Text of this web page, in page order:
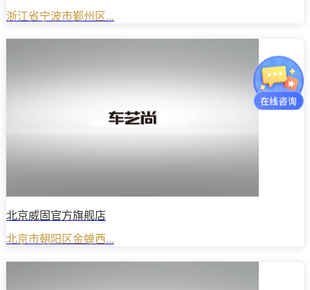
浙江省宁波市鄞州区...
北京威固官方旗舰店
北京市朝阳区金蝉西...